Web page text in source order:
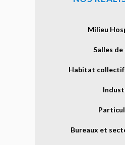
Milieu
Salles
Habitat
Bureaux et